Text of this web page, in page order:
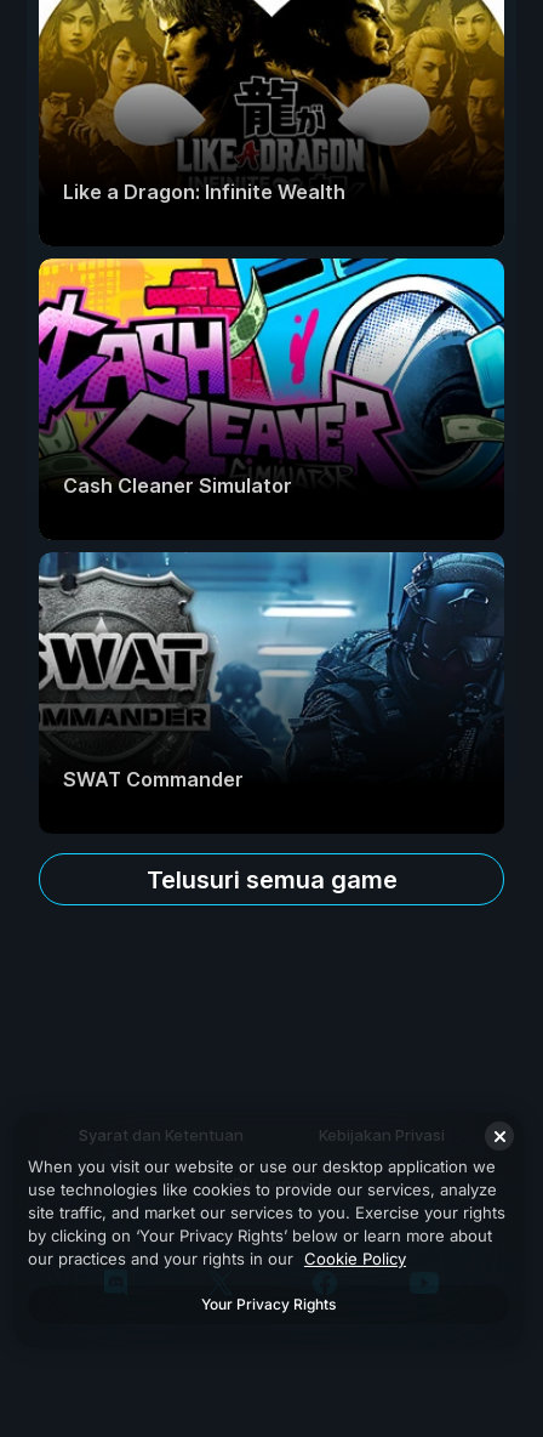
Like a Dragon: Infinite Wealth
Cash Cleaner Simulator
SWAT Commander
Telusuri semua game
Syarat dan Ketentuan Kebijakan Privasi
Dukungan
When you visit our website or use our desktop application we
use technologies like cookies to provide our services, analyze
site traffic, and market our services to you. Exercise your rights
by clicking on ‘Your Privacy Rights’ below or learn more about
our practices and your rights in our Cookie Policy
Your Privacy Rights